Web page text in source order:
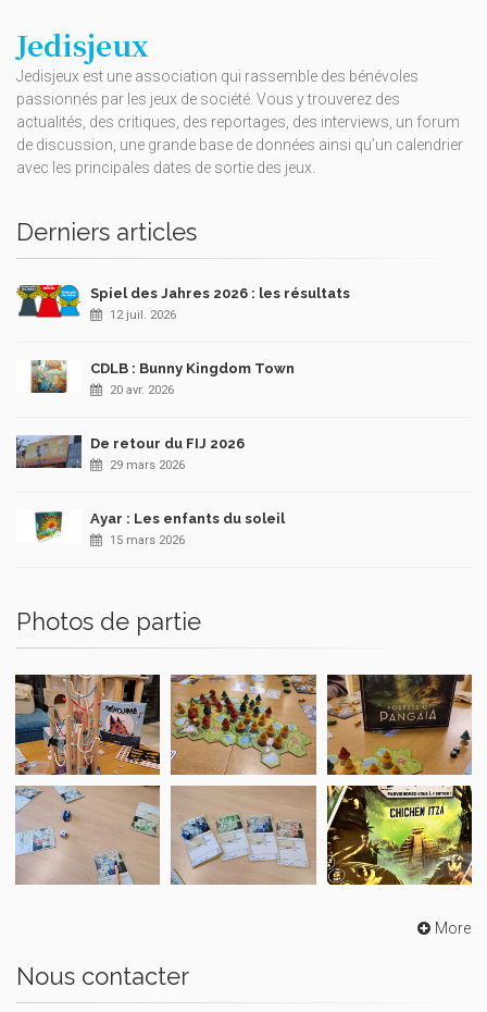
Jedisjeux
Jedisjeux est une association qui rassemble des bénévoles
passionnés par les jeux de société. Vous y trouverez des
actualités, des critiques, des reportages, des interviews, un forum
de discussion, une grande base de données ainsi qu’un calendrier
avec les principales dates de sortie des jeux.
Derniers articles
Spiel des Jahres 2026 : les résultats
12 juil. 2026
CDLB : Bunny Kingdom Town
20 avr. 2026
De retour du FIJ 2026
29 mars 2026
Ayar : Les enfants du soleil
15 mars 2026
Photos de partie
More
Nous contacter